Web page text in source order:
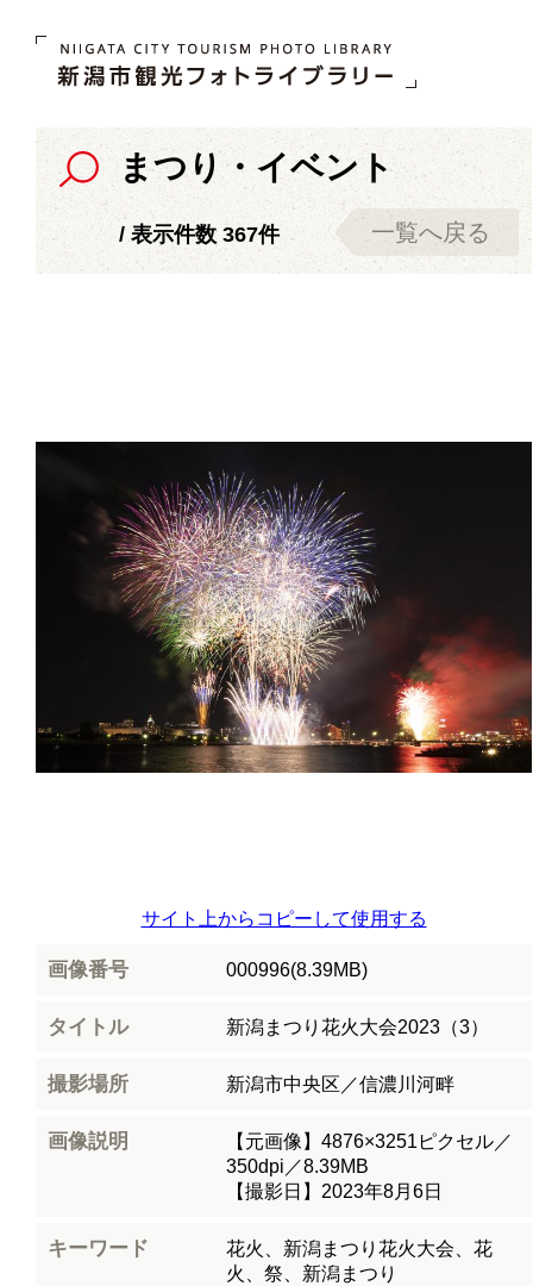
まつり・イベント
/ 表示件数 367件 一覧へ戻る
サイト上からコピーして使用する
画像番号 000996(8.39MB)
タイトル 新潟まつり花火大会2023（3）
撮影場所 新潟市中央区／信濃川河畔
画像説明
【元画像】4876×3251ピクセル／
350dpi／8.39MB
【撮影日】2023年8月6日
キーワード
花火、新潟まつり花火大会、花
火、祭、新潟まつり